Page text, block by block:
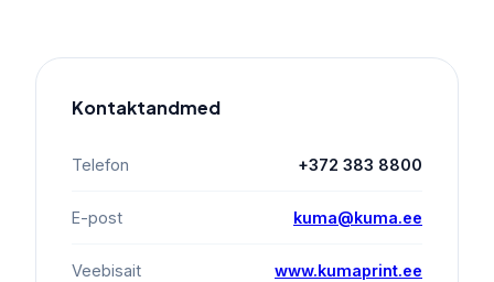
Kontaktandmed
Telefon +372 383 8800
E-post kuma@kuma.ee
Veebisait www.kumaprint.ee